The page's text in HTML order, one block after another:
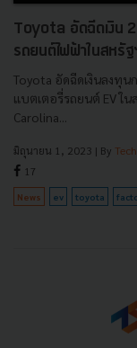
Toyota อัดฉีดเงิน
รถยนต์ไฟฟ้าในสหรัฐ
Toyota อัดฉีดเงินลงทุน
แบตเตอรี่รถยนต์ EV ใ
Carolina...
มิถุนายน 1, 2023 | By
17
News ev toyota